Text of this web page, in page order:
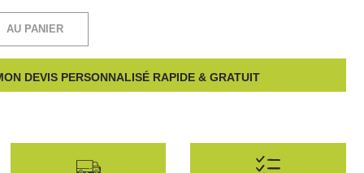
AU PANIER
DEVIS PERSONNALISÉ RAPIDE & GRATUIT